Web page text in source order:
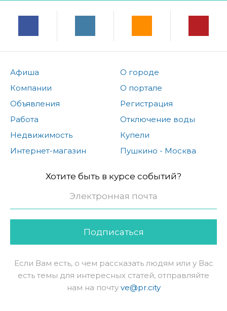
Афиша
Компании
Объявления
Работа
Недвижимость
Интернет-магазин
О городе
О портале
Регистрация
Отключение воды
Купели
Пушкино - Москва
Хотите быть в курсе событий?
Подписаться
Если Вам есть, о чем рассказать людям или у Вас
есть темы для интересных статей, отправляйте
нам на почту ve@pr.city